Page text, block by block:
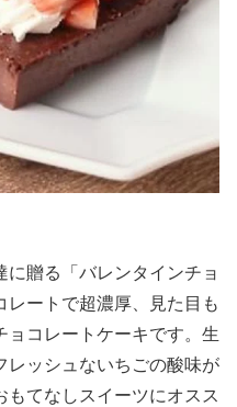
に贈る「バレンタインチョ
レートで超濃厚、見た目も
ョコレートケーキです。生
レッシュないちごの酸味が
てなしスイーツにオスス